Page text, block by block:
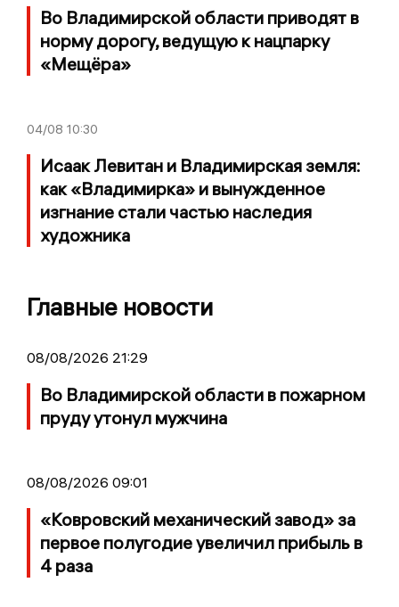
Во Владимирской области приводят в
норму дорогу, ведущую к нацпарку
«Мещёра»
04/08 10:30
Исаак Левитан и Владимирская земля:
как «Владимирка» и вынужденное
изгнание стали частью наследия
художника
Главные новости
08/08/2026 21:29
Во Владимирской области в пожарном
пруду утонул мужчина
08/08/2026 09:01
«Ковровский механический завод» за
первое полугодие увеличил прибыль в
4 раза